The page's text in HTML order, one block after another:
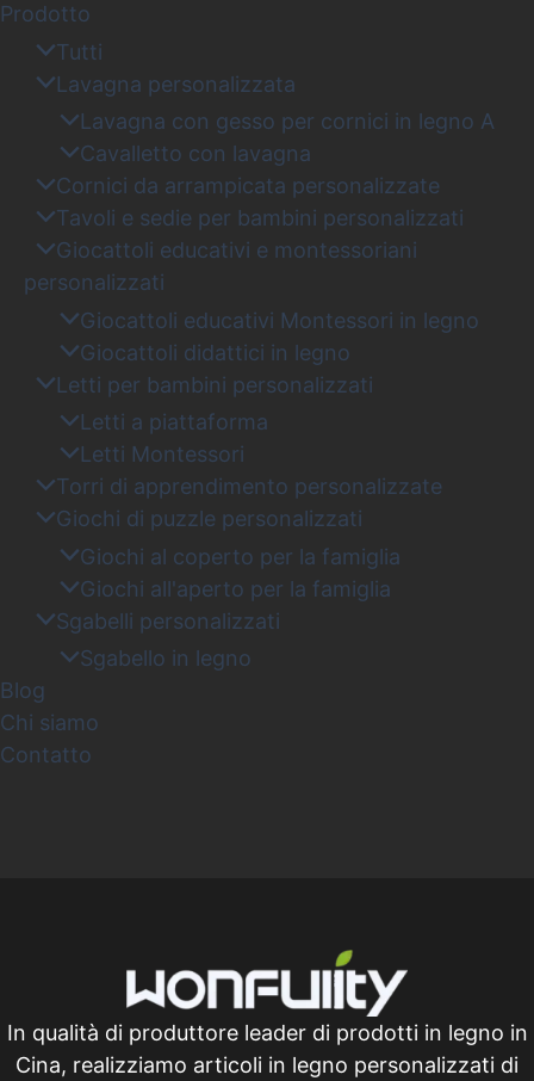
Prodotto
Tutti
Lavagna personalizzata
Lavagna con gesso per cornici in legno A
Cavalletto con lavagna
Cornici da arrampicata personalizzate
Tavoli e sedie per bambini personalizzati
Giocattoli educativi e montessoriani
personalizzati
Giocattoli educativi Montessori in legno
Giocattoli didattici in legno
Letti per bambini personalizzati
Letti a piattaforma
Letti Montessori
Torri di apprendimento personalizzate
Giochi di puzzle personalizzati
Giochi al coperto per la famiglia
Giochi all'aperto per la famiglia
Sgabelli personalizzati
Sgabello in legno
Blog
Chi siamo
Contatto
In qualità di produttore leader di prodotti in legno in
Cina, realizziamo articoli in legno personalizzati di